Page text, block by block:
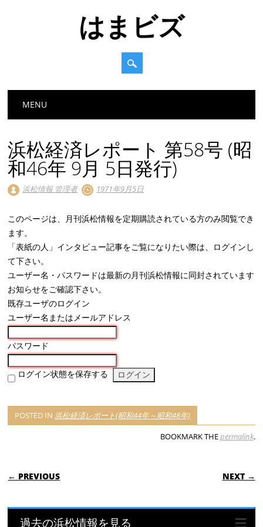
はまビズ
Main menu
MENU
浜松経済レポート 第58号 (昭
和46年 9月 5日発行)
浜松情報 管理者 1971年9月5日
このページは、月刊浜松情報を定期購読されている方のみ閲覧でき
ます。
「表紙の人」インタビュー記事をご覧になりたい際は、ログインし
て下さい。
ユーザー名・パスワードは最新の月刊浜松情報に同封されています
お知らせをご確認下さい。
既存ユーザのログイン
ユーザー名またはメールアドレス
パスワード
ログイン状態を保存する
POSTED IN 浜松経済レポート(昭和44年～昭和48年)
BOOKMARK THEpermalink.
POST NAVIGATION
← PREVIOUS NEXT →
過去の浜松情報を見る